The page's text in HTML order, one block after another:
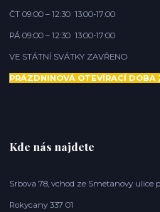
ČT 09:00 – 12:30 13:00-17:00
PÁ 09:00 – 12:30 13:00-17:00
VE STÁTNÍ SVÁTKY ZAVŘENO
PRÁZDNINOVÁ OTEVÍRACÍ DOBA
Kde nás najdete
Srbova 78, vchod ze Smetanovy ulice
Rokycany 337 01